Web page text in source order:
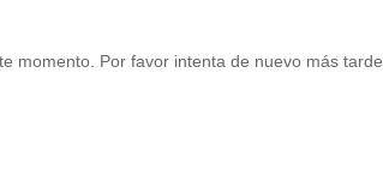
momento. Por favor intenta de nuevo más tarde.